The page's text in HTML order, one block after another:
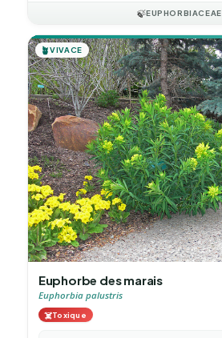
🍃EUPHORBIACEAE
🪴VIVACE
Euphorbe des marais
Euphorbia palustris
☠️Toxique